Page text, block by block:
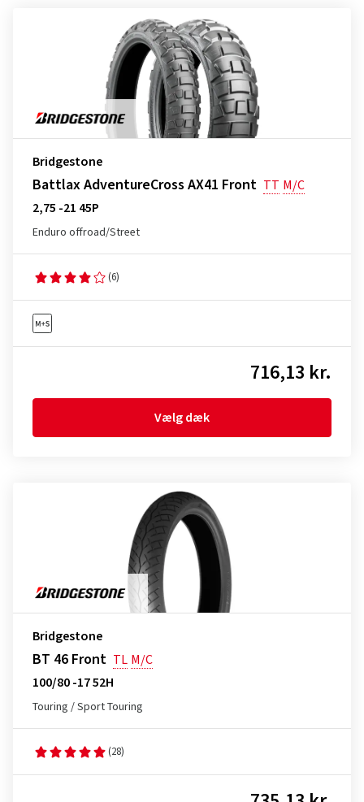
Bridgestone
Battlax AdventureCross AX41 Front TT M/C
2,75 -21 45P
Enduro offroad/Street
(6)
716,13 kr.
Vælg dæk
Bridgestone
BT 46 Front TL M/C
100/80 -17 52H
Touring / Sport Touring
(28)